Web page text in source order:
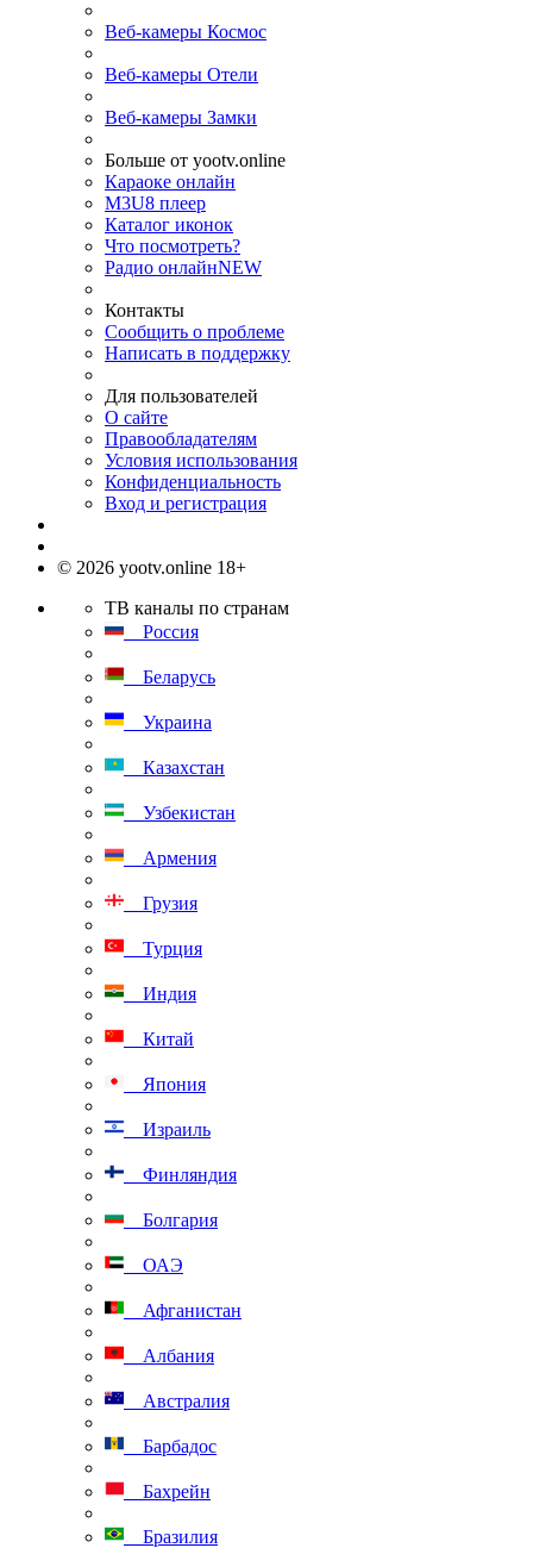
Веб-камеры Космос
Веб-камеры Отели
Веб-камеры Замки
Больше от yootv.online
Караоке онлайн
M3U8 плеер
Каталог иконок
Что посмотреть?
Радио онлайнNEW
Контакты
Сообщить о проблеме
Написать в поддержку
Для пользователей
О сайте
Правообладателям
Условия использования
Конфиденциальность
Вход и регистрация
© 2026 yootv.online 18+
ТВ каналы по странам
Россия
Беларусь
Украина
Казахстан
Узбекистан
Армения
Грузия
Турция
Индия
Китай
Япония
Израиль
Финляндия
Болгария
ОАЭ
Афганистан
Албания
Австралия
Барбадос
Бахрейн
Бразилия